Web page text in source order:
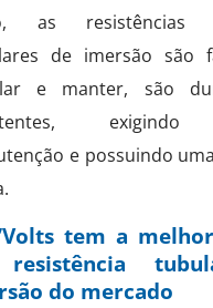
as resistências
de imersão são
e manter, são
exigindo
e possuindo
tem a
do mercado